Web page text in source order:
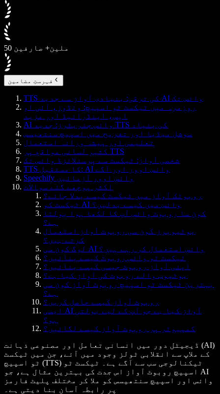
50 ملین+ صارفین
فہرستِ مضامین
TTS کی ترقی: بنیادی آواز سے جدید AI وائس تک
روزمرہ میں ٹیکسٹ ٹو اسپیچ: ونڈوز، آئی او
ایس، اینڈرائیڈ اور مزید
AI وائس جنریٹرز: جدید TTS کی بنیاد
سوشل میڈیا اور تفریح میں اسپیچ سنتھیسس
تعلیمی اور پیشہ ورانہ استعمال
کثیر لسانی مواقع پر TTS
شخصی آواز: ٹیکسٹ سے پرسنلائزڈ وائس تک
TTS کا مستقبل: AI وائس اوور اور آگے
Speechify وائس اوور آزمائیں
اکثر پوچھے گئے سوالات
روبوٹک آواز میں ٹیکسٹ کیسے بدلا جائے؟
ٹیکسٹ کو AI وائس میں کیسے بدلیں؟
کون سا روبوٹ وائس آپ کا لکھا ہوا بولتا
ہے؟
یوٹیوبرز کون سی روبوٹ آواز استعمال
کرتے ہیں؟
لوگ کون سی AI وائس استعمال کر رہے ہیں؟
ٹیکسٹ ٹو وائس روبوٹ کیسے بنائیں؟
اپنی آواز روبوٹ جیسی کیسے بنائیں؟
یوٹیوب والے روبوٹ کی آواز کیا ہے؟
بہترین ٹیکسٹ ٹو اسپیچ روبوٹ آواز کون سی
ہے؟
روبوٹ آواز کیسے حاصل کریں؟
ایسی AI آواز کیا ہے جو آپ کے لیے بولتی
ہو؟
کمپیوٹر پر روبوٹ آواز کیسے لگائیں؟
ڈیجیٹل دور میں انسانی تعامل اور مصنوعی ذہانت (AI)
کے ملاپ سے انقلابی ٹولز وجود میں آئے، جن میں ٹیکسٹ
ٹو اسپیچ (TTS) ٹیکنالوجی سب سے آگے ہے۔ ٹیکسٹ ٹو
اسپیچ روبوٹ آواز اس جدت کی بہترین مثال ہے، جو AI
وائس اور اسپیچ سنتھیسس کو ملا کر مختلف پلیٹ فارمز
پر رابطہ آسان بنا دیتی ہے۔